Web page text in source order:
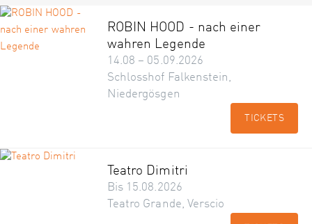
ROBIN HOOD - nach einer
wahren Legende
14.08 – 05.09.2026
Schlosshof Falkenstein,
Niedergösgen
TICKETS
Teatro Dimitri
Bis 15.08.2026
Teatro Grande, Verscio